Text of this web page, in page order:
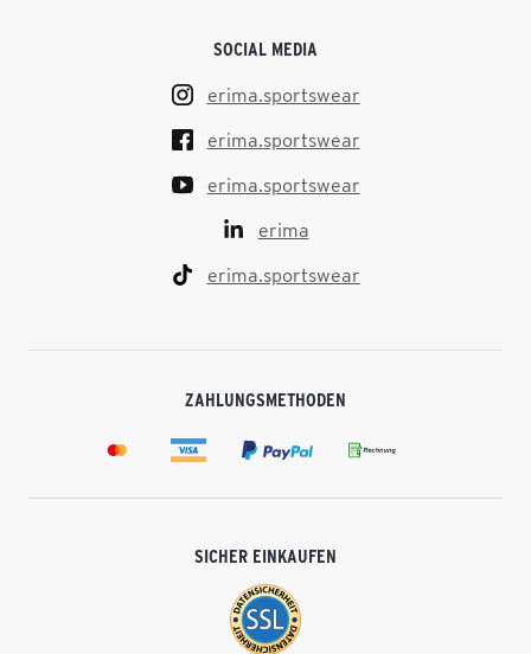
SOCIAL MEDIA
erima.sportswear
erima.sportswear
erima.sportswear
erima
erima.sportswear
ZAHLUNGSMETHODEN
SICHER EINKAUFEN